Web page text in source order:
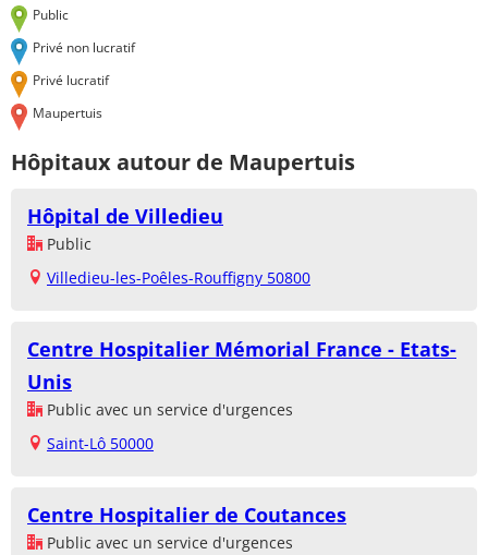
Public
Privé non lucratif
Privé lucratif
Maupertuis
Hôpitaux autour de Maupertuis
Hôpital de Villedieu
Public
Villedieu-les-Poêles-Rouffigny 50800
Centre Hospitalier Mémorial France - Etats-
Unis
Public avec un service d'urgences
Saint-Lô 50000
Centre Hospitalier de Coutances
Public avec un service d'urgences